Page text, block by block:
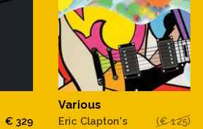
€ 329
Various
Eric Clapton's
(€ 125)